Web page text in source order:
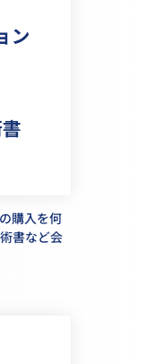
購入を何
書など会